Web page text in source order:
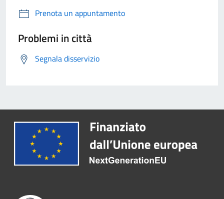
Prenota un appuntamento
Problemi in città
Segnala disservizio